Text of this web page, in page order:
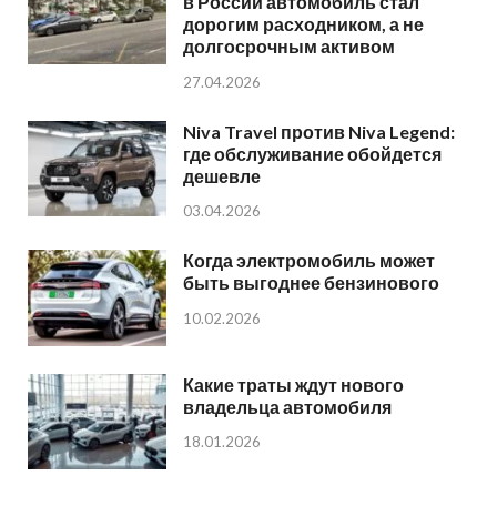
дорогим расходником, а не
долгосрочным активом
27.04.2026
Niva Travel против Niva Legend:
где обслуживание обойдется
дешевле
03.04.2026
Когда электромобиль может
быть выгоднее бензинового
10.02.2026
Какие траты ждут нового
владельца автомобиля
18.01.2026